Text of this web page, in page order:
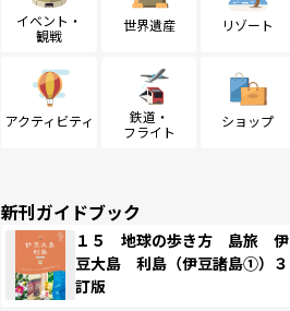
イベント・
観戦
世界遺産 リゾート
アクティビティ
鉄道・
フライト
ショップ
新刊ガイドブック
１５ 地球の歩き方 島旅 伊
豆大島 利島（伊豆諸島①）３
訂版